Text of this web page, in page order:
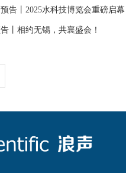
告丨2025水科技博览会重磅启幕
丨相约无锡，共襄盛会！